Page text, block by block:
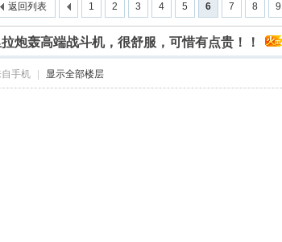
索
1 2 3 4 5 6 7 8 9
返回列表
炮轰高端战斗机，很舒服，可惜有点贵！！
手机 显示全部楼层